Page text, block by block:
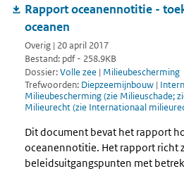
Rapport oceanennotitie -
oceanen
Overig | 20 april 2017
Bestand: pdf - 258.9KB
Dossier:Volle zee | Milieubescherming
Trefwoorden: Diepzeemijnbouw |
Milieubescherming (zie Milieuschade;
Milieurecht (zie Internationaal
Dit document bevat het rapport
oceanennotitie. Het rapport richt
beleidsuitgangspunten met